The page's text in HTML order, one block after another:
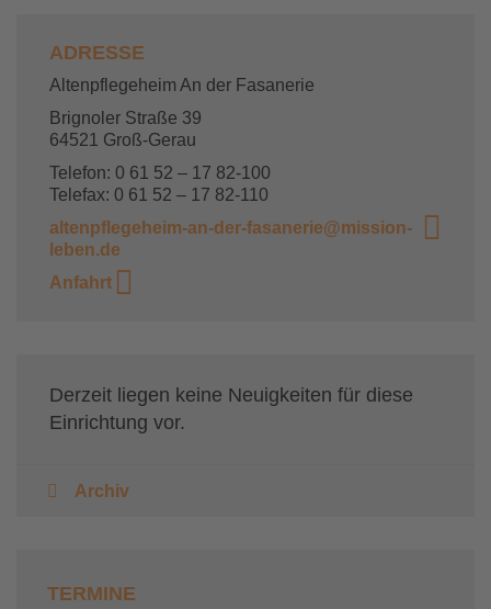
ADRESSE
Altenpflegeheim An der Fasanerie
Brignoler Straße 39
64521 Groß-Gerau
Telefon: 0 61 52 – 17 82-100
Telefax: 0 61 52 – 17 82-110
altenpflegeheim-an-der-fasanerie@mission-
leben.de
Anfahrt
Derzeit liegen keine Neuigkeiten für diese
Einrichtung vor.
Archiv
TERMINE